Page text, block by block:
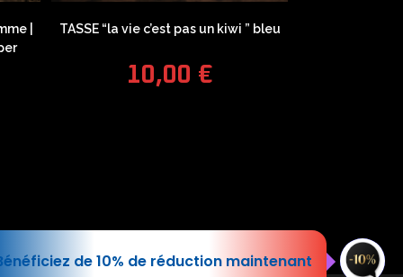
|
TASSE “la vie c’est pas un kiwi ” bleu
10,00 €
COUPONX0922525262 COPY CODE
de 10% de réduction maintenant